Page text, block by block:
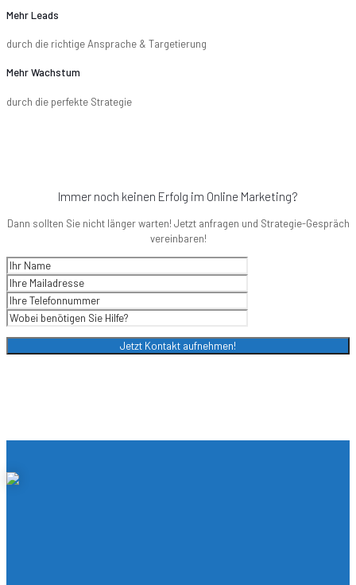
Mehr Leads
durch die richtige Ansprache & Targetierung
Mehr Wachstum
durch die perfekte Strategie
Immer noch keinen Erfolg im Online Marketing?
Dann sollten Sie nicht länger warten! Jetzt anfragen und Strategie-Gespräch
vereinbaren!